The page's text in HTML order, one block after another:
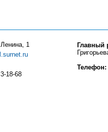
1
18-68
Главный
Телефон: